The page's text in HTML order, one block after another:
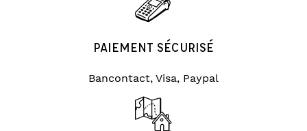
PAIEMENT SÉCURISÉ
Bancontact, Visa, Paypal